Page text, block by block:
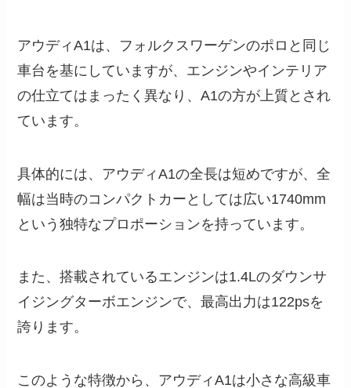
アウディA1は、フォルクスワーゲンのポロと同じ
車台を基にしていますが、エンジンやインテリア
の仕立てはまったく異なり、A1の方が上質とされ
ています。
具体的には、アウディA1の全長は短めですが、全
幅は当時のコンパクトカーとしては広い1740mm
という独特なプロポーションを持っています。
また、搭載されているエンジンは1.4Lのダウンサ
イジングターボエンジンで、最高出力は122psを
誇ります。
このような特徴から、アウディA1は小さな高級車